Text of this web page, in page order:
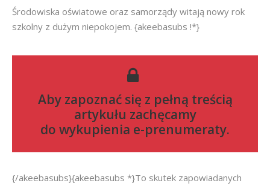
Środowiska oświatowe oraz samorządy witają nowy rok
szkolny z dużym niepokojem. {akeebasubs !*}
Aby zapoznać się z pełną treścią
artykułu zachęcamy
do wykupienia e-prenumeraty.
{/akeebasubs}{akeebasubs *}To skutek zapowiadanych